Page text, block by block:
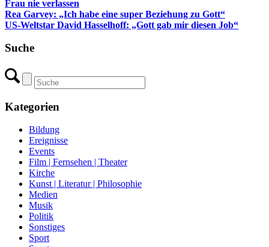
Frau nie verlassen
Rea Garvey: „Ich habe eine super Beziehung zu Gott“
US-Weltstar David Hasselhoff: „Gott gab mir diesen Job“
Suche
Kategorien
Bildung
Ereignisse
Events
Film | Fernsehen | Theater
Kirche
Kunst | Literatur | Philosophie
Medien
Musik
Politik
Sonstiges
Sport